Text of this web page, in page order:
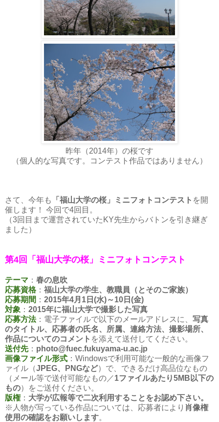
昨年（2014年）の桜です
（個人的な写真です。コンテスト作品ではありません）
さて、今年も 「福山大学の桜」ミニフォトコンテスト を開
催します！ 今回で4回目。
（3回目まで運営されていたKY先生からバトンを引き継ぎ
ました）
第4回「福山大学の桜」ミニフォトコンテスト
テーマ ： 春の息吹
応募資格 ： 福山大学の学生、教職員（とそのご家族）
応募期間 ： 2015年4月1日(水)～10日(金)
対象 ： 2015年に福山大学で撮影した写真
応募方法：電子ファイルで以下のメールアドレスに、 写真
のタイトル、応募者の氏名、所属、連絡方法、撮影場所、
作品についてのコメント を添えて送付してください。
送付先： photo@fuec.fukuyama-u.ac.jp
画像ファイル形式 ：Windowsで利用可能な一般的な画像フ
ァイル（JPEG、PNGなど）で、できるだけ高品位なもの
（メール等で送付可能なもの／1ファイルあたり5MB以下の
もの）をご送付ください。
版権： 大学が広報等で二次利用することをお認め下さい。
※人物が写っている作品については、応募者により 肖像権
使用の確認をお願いします。